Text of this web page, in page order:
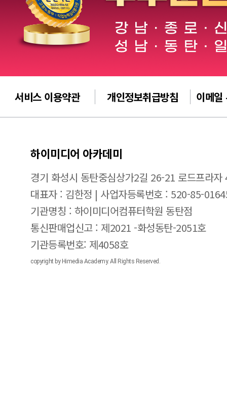
서비스 이용약관 개인정보취급방침 이메일
하이미디어 아카데미
경기 화성시 동탄중심상가2길 26-21 로드프라자
대표자 : 김한정 | 사업자등록번호 : 520-85-
기관명칭 : 하이미디어컴퓨터학원 동탄점
통신판매업신고 : 제2021 -화성동탄-2051호
기관등록번호: 제4058호
copyright by Himedia Academy. All Rights Reserved.